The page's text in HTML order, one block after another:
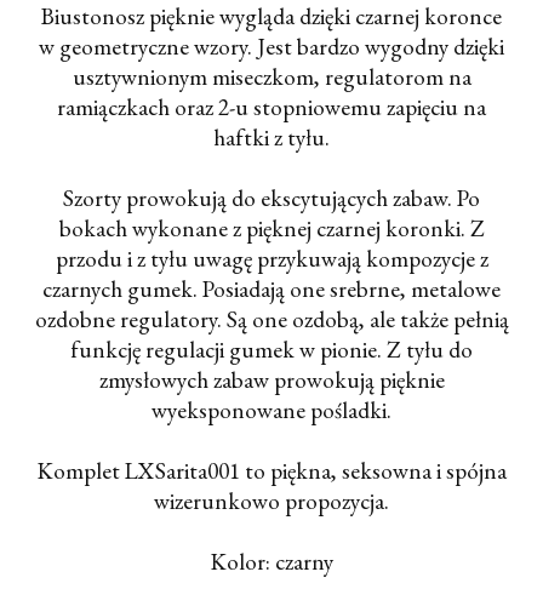
Biustonosz pięknie wygląda dzięki czarnej koronce
w geometryczne wzory. Jest bardzo wygodny dzięki
usztywnionym miseczkom, regulatorom na
ramiączkach oraz 2-u stopniowemu zapięciu na
haftki z tyłu.
Szorty prowokują do ekscytujących zabaw. Po
bokach wykonane z pięknej czarnej koronki. Z
przodu i z tyłu uwagę przykuwają kompozycje z
czarnych gumek. Posiadają one srebrne, metalowe
ozdobne regulatory. Są one ozdobą, ale także pełnią
funkcję regulacji gumek w pionie. Z tyłu do
zmysłowych zabaw prowokują pięknie
wyeksponowane pośladki.
Komplet LXSarita001 to piękna, seksowna i spójna
wizerunkowo propozycja.
Kolor: czarny